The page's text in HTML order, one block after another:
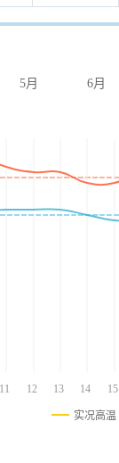
5月 6月
11 12 13 14 15
实况高温